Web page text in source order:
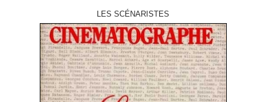
LES SCÉNARISTES